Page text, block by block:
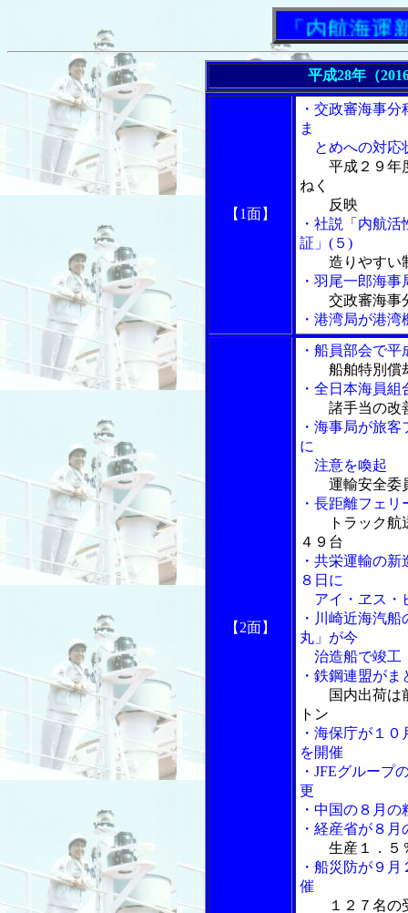
「内航海運新聞
平成28年（
【1面】
・交政審海事
ま
とめへの対応
平成２９年
ねく
反映
・社説「内航
証」(５)
造りやすい
・羽尾一郎海
交政審海事
・港湾局が港
【2面】
・船員部会で
船舶特別償
・全日本海員
諸手当の改
・海事局が旅
に
注意を喚起
運輸安全委
・長距離フェ
トラック
４９台
・共栄運輸の
８日に
アイ・ヱス・
・川崎近海汽
丸」が今
治造船で竣工
・鉄鋼連盟が
国内出荷は
トン
・海保庁が１
を開催
・JFEグループ
更
・中国の８月
・経産省が８
生産１．５
・船災防が９
催
１２７名の